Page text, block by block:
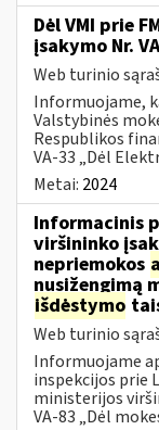
Dėl VMI prie
įsakymo Nr.
Web turinio
Informuojame,
Valstybinės
Respublikos
VA-33 „Dėl
Metai: 2024
Informacinis
viršininko
nepriemokos
nusižengimą
išdėstymo
Web turinio
Informuojame
inspekcijos prie
ministerijos
VA-83 „Dėl